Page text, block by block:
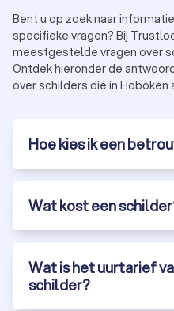
Bent u op zoek naar
specifieke vragen? Bij
meestgestelde vragen over
Ontdek hieronder de
over schilders die in
Hoe kies ik een
Wat kost een
Wat is het uurtarief
schilder?